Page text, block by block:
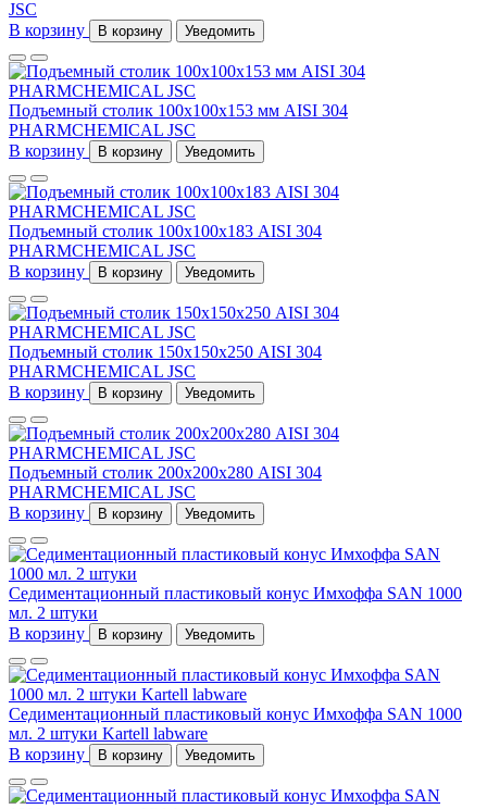
JSC
В корзину
В корзину Уведомить
Подъемный столик 100х100х153 мм AISI 304
PHARMCHEMICAL JSC
В корзину
В корзину Уведомить
Подъемный столик 100х100х183 AISI 304
PHARMCHEMICAL JSC
В корзину
В корзину Уведомить
Подъемный столик 150х150х250 AISI 304
PHARMCHEMICAL JSC
В корзину
В корзину Уведомить
Подъемный столик 200х200х280 AISI 304
PHARMCHEMICAL JSC
В корзину
В корзину Уведомить
Седиментационный пластиковый конус Имхоффа SAN 1000
мл. 2 штуки
В корзину
В корзину Уведомить
Седиментационный пластиковый конус Имхоффа SAN 1000
мл. 2 штуки Kartell labware
В корзину
В корзину Уведомить